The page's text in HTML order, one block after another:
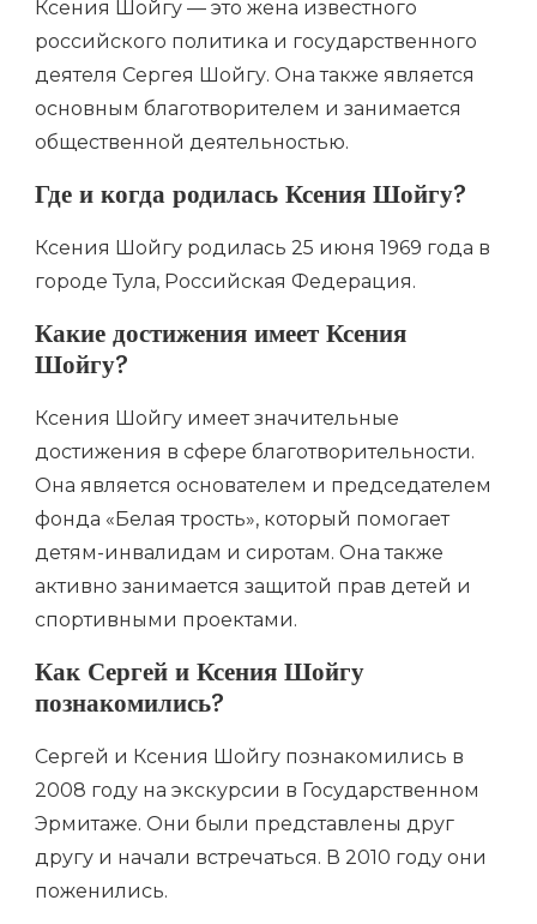
Ксения Шойгу — это жена известного
российского политика и государственного
деятеля Сергея Шойгу. Она также является
основным благотворителем и занимается
общественной деятельностью.
Где и когда родилась Ксения Шойгу?
Ксения Шойгу родилась 25 июня 1969 года в
городе Тула, Российская Федерация.
Какие достижения имеет Ксения
Шойгу?
Ксения Шойгу имеет значительные
достижения в сфере благотворительности.
Она является основателем и председателем
фонда «Белая трость», который помогает
детям-инвалидам и сиротам. Она также
активно занимается защитой прав детей и
спортивными проектами.
Как Сергей и Ксения Шойгу
познакомились?
Сергей и Ксения Шойгу познакомились в
2008 году на экскурсии в Государственном
Эрмитаже. Они были представлены друг
другу и начали встречаться. В 2010 году они
поженились.